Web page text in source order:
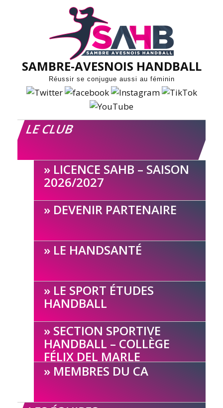
SAMBRE-AVESNOIS HANDBALL
Réussir se conjugue aussi au féminin
LE CLUB
LICENCE SAHB – SAISON
2026/2027
DEVENIR PARTENAIRE
LE HANDSANTÉ
LE SPORT ÉTUDES
HANDBALL
SECTION SPORTIVE
HANDBALL – COLLÈGE
FÉLIX DEL MARLE
MEMBRES DU CA